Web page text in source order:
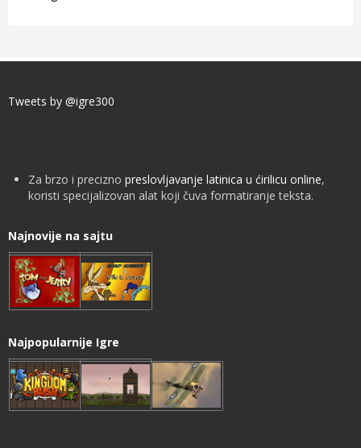
Tweets by @igre300
Za brzo i precizno preslovljavanje latinica u ćirilicu online,
koristi specijalizovan alat koji čuva formatiranje teksta.
Najnovije na sajtu
Najpopularnije Igre